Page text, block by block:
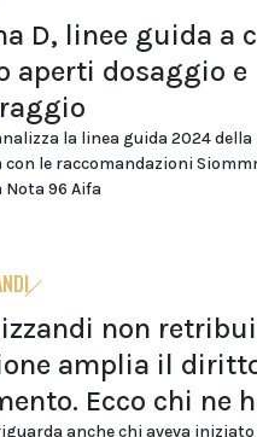
D, linee guida a
aperti dosaggio e
la linea guida 2024 della
le raccomandazioni
96 Aifa
non
amplia il
Ecco chi ne
anche chi aveva